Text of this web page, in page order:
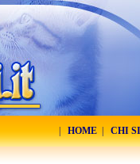
HOME CHI